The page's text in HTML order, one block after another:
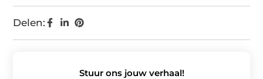
Delen:
Stuur ons jouw verhaal!